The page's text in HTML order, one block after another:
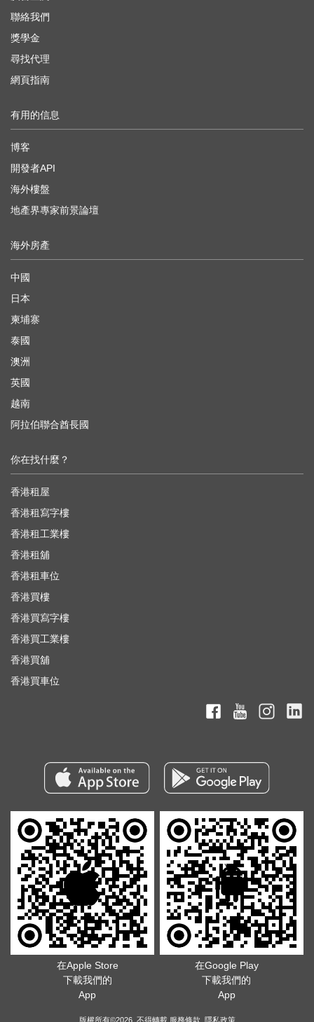
聯絡我們
獎學金
尋找代理
網頁指南
有用的信息
博客
開發者API
海外樓盤
地產界專家前景論壇
海外房產
中國
日本
柬埔寨
泰國
澳洲
英國
越南
阿拉伯聯合酋長國
你在找什麼？
香港租屋
香港租寫字樓
香港租工業樓
香港租舖
香港租車位
香港買樓
香港買寫字樓
香港買工業樓
香港買舖
香港買車位
在Apple Store
下載我們的
App
在Google Play
下載我們的
App
版權所有©2026. 不得轉載 服務條款 隱私政策